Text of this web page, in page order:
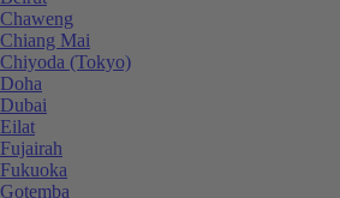
Chaweng
Chiang Mai
Chiyoda (Tokyo)
Doha
Dubai
Eilat
Fujairah
Fukuoka
Gotemba